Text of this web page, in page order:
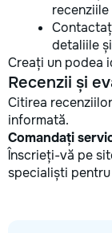
detaliile
Creați un podea
Recenzii și
Citirea
informată.
Comandați
Înscrieți-vă pe
specialiști